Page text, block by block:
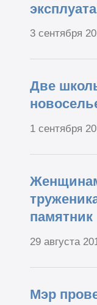
3 сентября
Две
1 сентября
памятник
29 августа
Мэр